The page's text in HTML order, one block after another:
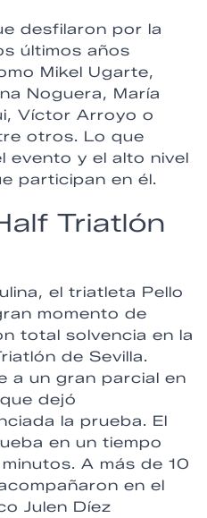
desfilaron por la
últimos años
Mikel Ugarte,
Noguera, María
Víctor Arroyo o
otros. Lo que
evento y el alto nivel
participan en él.
Triatlón
el triatleta Pello
momento de
total solvencia en la
de Sevilla.
a un gran parcial en
dejó
la prueba. El
en un tiempo
A más de 10
en el
Julen Díez